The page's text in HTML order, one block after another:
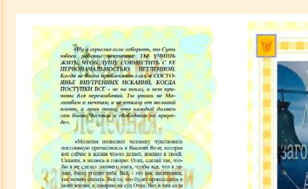
Молитвы Божествам (продолжение)
Лечебная молитва
Молитва на сон грядущий